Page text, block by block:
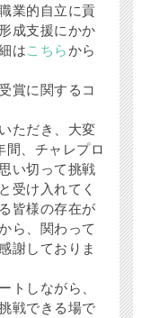
業的自立に貢
成支援にかか
はこちらから
賞に関するコ
ただき、大変
間、チャレプロ
い切って挑戦
受け入れてく
皆様の存在が
ら、関わって
謝しておりま
トしながら、
戦できる場で